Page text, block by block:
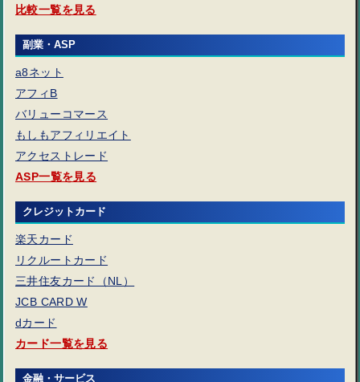
比較一覧を見る
副業・ASP
a8ネット
アフィB
バリューコマース
もしもアフィリエイト
アクセストレード
ASP一覧を見る
クレジットカード
楽天カード
リクルートカード
三井住友カード（NL）
JCB CARD W
dカード
カード一覧を見る
金融・サービス